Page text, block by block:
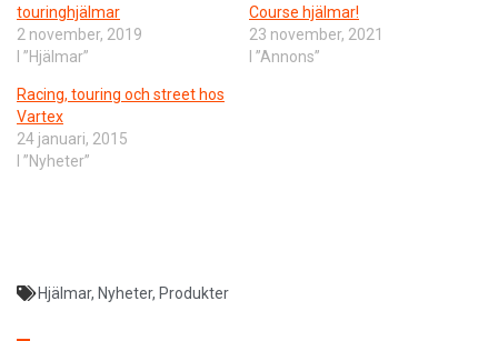
touringhjälmar
2 november, 2019
I ”Hjälmar”
Course hjälmar!
23 november, 2021
I ”Annons”
Racing, touring och street hos
Vartex
24 januari, 2015
I ”Nyheter”
Hjälmar, Nyheter, Produkter